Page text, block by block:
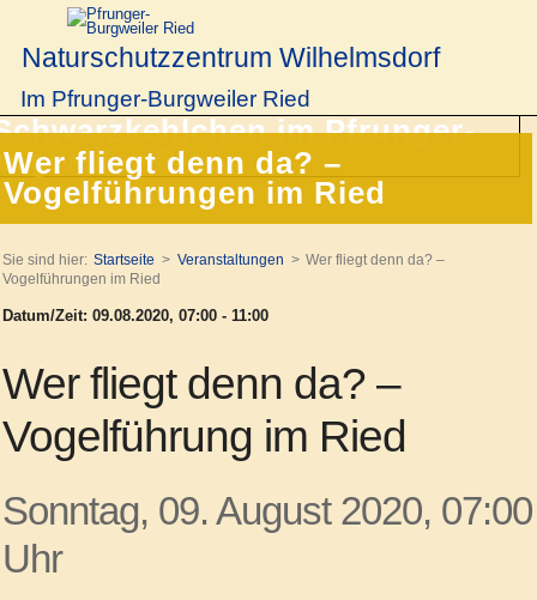
Naturschutzzentrum Wilhelmsdorf
Im Pfrunger-Burgweiler Ried
Wer fliegt denn da? –
Vogelführungen im Ried
Sie sind hier: Startseite Veranstaltungen
Wer fliegt denn da? –
Vogelführungen im Ried
Datum/Zeit: 09.08.2020, 07:00 - 11:00
Wer fliegt denn da? –
Vogelführung im Ried
Sonntag, 09. August 2020, 07:00
Uhr